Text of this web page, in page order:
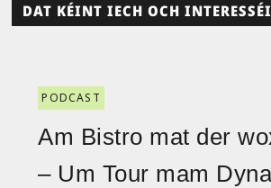
DAT KÉINT IECH OCH
PODCAST
Am Bistro mat der
– Um Tour mam